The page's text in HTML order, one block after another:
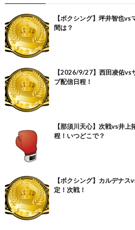
【ボクシング】坪井智也
間は？
【2026/9/27】西田凌佑vs
ブ配信日程！
【那須川天心】次戦vs井
程！いつどこで？
【ボクシング】カルデナ
定！次戦！